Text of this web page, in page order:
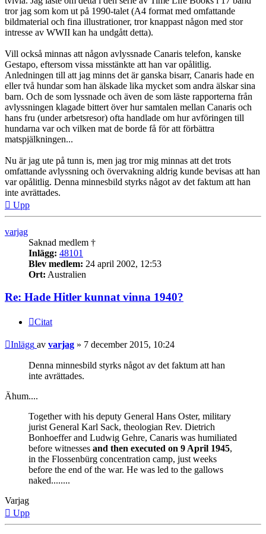
tror jag som kom ut på 1990-talet (A4 format med omfattande
bildmaterial och fina illustrationer, tror knappast någon med stor
intresse av WWII kan ha undgått detta).
Vill också minnas att någon avlyssnade Canaris telefon, kanske
Gestapo, eftersom vissa misstänkte att han var opålitlig.
Anledningen till att jag minns det är ganska bisarr, Canaris hade en
eller två hundar som han älskade lika mycket som andra älskar sina
barn. Och de som lyssnade och även de som läste rapporterna från
avlyssningen klagade bittert över hur samtalen mellan Canaris och
hans fru (under arbetsresor) ofta handlade om hur avföringen till
hundarna var och vilken mat de borde få för att förbättra
matspjälkningen...
Nu är jag ute på tunn is, men jag tror mig minnas att det trots
omfattande avlyssning och övervakning aldrig kunde bevisas att han
var opålitlig. Denna minnesbild styrks något av det faktum att han
inte avrättades.
Upp
varjag
Saknad medlem †
Inlägg: 48101
Blev medlem: 24 april 2002, 12:53
Ort: Australien
Re: Hade Hitler kunnat vinna 1940?
Citat
Inlägg av varjag » 7 december 2015, 10:24
Denna minnesbild styrks något av det faktum att han
inte avrättades.
Ähum....
Together with his deputy General Hans Oster, military
jurist General Karl Sack, theologian Rev. Dietrich
Bonhoeffer and Ludwig Gehre, Canaris was humiliated
before witnesses and then executed on 9 April 1945,
in the Flossenbürg concentration camp, just weeks
before the end of the war. He was led to the gallows
naked........
Varjag
Upp